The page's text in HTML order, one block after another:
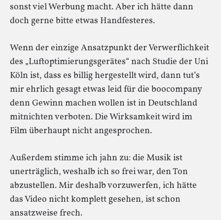
sonst viel Werbung macht. Aber ich hätte dann
doch gerne bitte etwas Handfesteres.
Wenn der einzige Ansatzpunkt der Verwerflichkeit
des „Luftoptimierungsgerätes“ nach Studie der Uni
Köln ist, dass es billig hergestellt wird, dann tut’s
mir ehrlich gesagt etwas leid für die boocompany
denn Gewinn machen wollen ist in Deutschland
mitnichten verboten. Die Wirksamkeit wird im
Film überhaupt nicht angesprochen.
Außerdem stimme ich jahn zu: die Musik ist
unerträglich, weshalb ich so frei war, den Ton
abzustellen. Mir deshalb vorzuwerfen, ich hätte
das Video nicht komplett gesehen, ist schon
ansatzweise frech.